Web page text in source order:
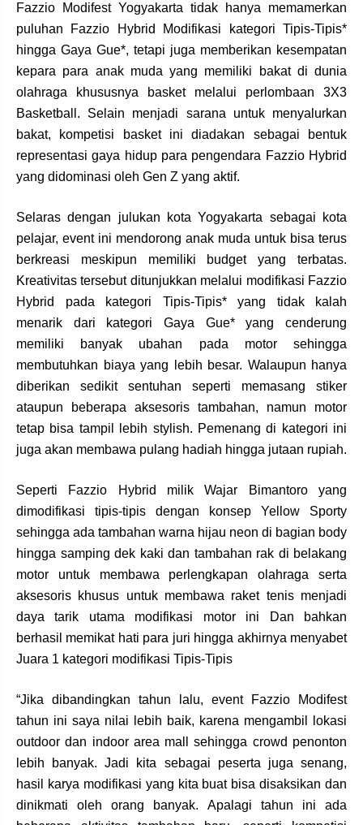
Fazzio Modifest Yogyakarta tidak hanya memamerkan
puluhan Fazzio Hybrid Modifikasi kategori Tipis-Tipis*
hingga Gaya Gue*, tetapi juga memberikan kesempatan
kepara para anak muda yang memiliki bakat di dunia
olahraga khususnya basket melalui perlombaan 3X3
Basketball. Selain menjadi sarana untuk menyalurkan
bakat, kompetisi basket ini diadakan sebagai bentuk
representasi gaya hidup para pengendara Fazzio Hybrid
yang didominasi oleh Gen Z yang aktif.
Selaras dengan julukan kota Yogyakarta sebagai kota
pelajar, event ini mendorong anak muda untuk bisa terus
berkreasi meskipun memiliki budget yang terbatas.
Kreativitas tersebut ditunjukkan melalui modifikasi Fazzio
Hybrid pada kategori Tipis-Tipis* yang tidak kalah
menarik dari kategori Gaya Gue* yang cenderung
memiliki banyak ubahan pada motor sehingga
membutuhkan biaya yang lebih besar. Walaupun hanya
diberikan sedikit sentuhan seperti memasang stiker
ataupun beberapa aksesoris tambahan, namun motor
tetap bisa tampil lebih stylish. Pemenang di kategori ini
juga akan membawa pulang hadiah hingga jutaan rupiah.
Seperti Fazzio Hybrid milik Wajar Bimantoro yang
dimodifikasi tipis-tipis dengan konsep Yellow Sporty
sehingga ada tambahan warna hijau neon di bagian body
hingga samping dek kaki dan tambahan rak di belakang
motor untuk membawa perlengkapan olahraga serta
aksesoris khusus untuk membawa raket tenis menjadi
daya tarik utama modifikasi motor ini Dan bahkan
berhasil memikat hati para juri hingga akhirnya menyabet
Juara 1 kategori modifikasi Tipis-Tipis
“Jika dibandingkan tahun lalu, event Fazzio Modifest
tahun ini saya nilai lebih baik, karena mengambil lokasi
outdoor dan indoor area mall sehingga crowd penonton
lebih banyak. Jadi kita sebagai peserta juga senang,
hasil karya modifikasi yang kita buat bisa disaksikan dan
dinikmati oleh orang banyak. Apalagi tahun ini ada